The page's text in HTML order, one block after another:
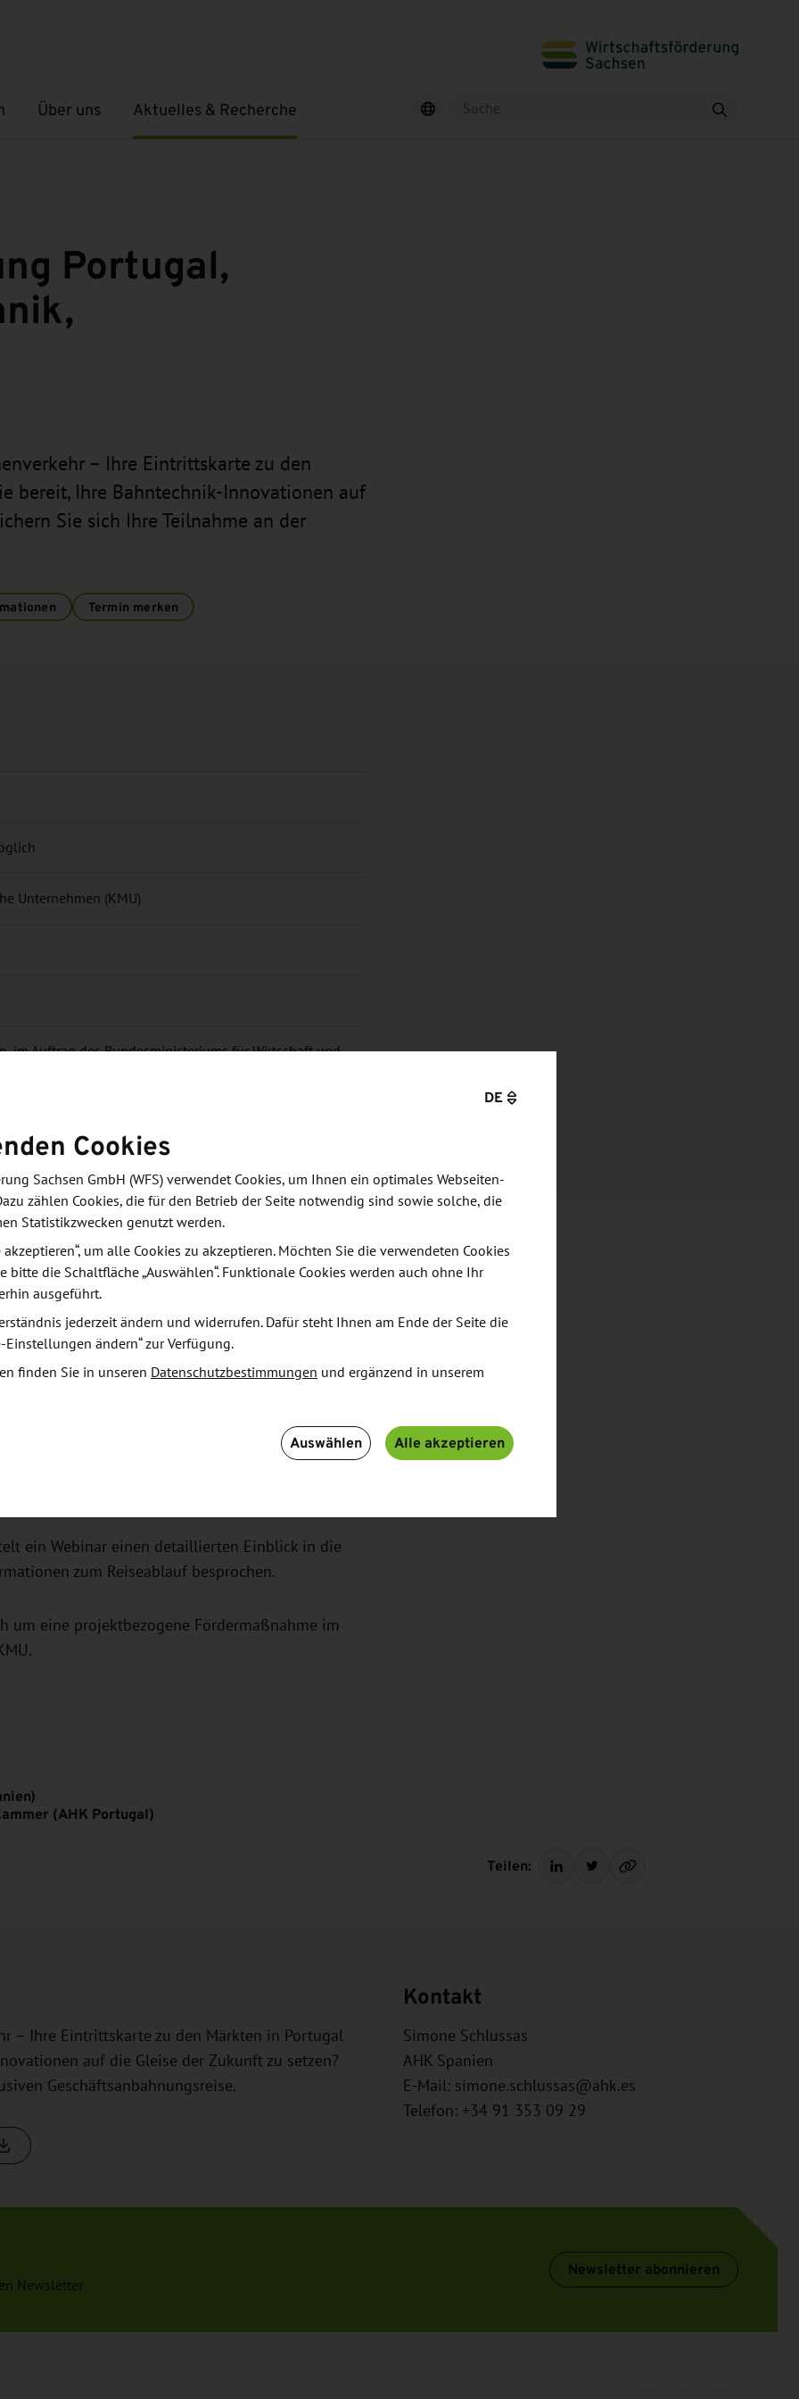
Über uns
Untermenü öffnenAktuelles & Recherche
Untermenü öffnen Finden
Portugal,
– Ihre Eintrittskarte zu den
bereit, Ihre Bahntechnik-Innovationen auf
Sie sich Ihre Teilnahme an der
Termin merken
Unternehmen (KMU)
im Auftrag des Bundesministeriums für Wirtschaft und
von der Größe des Unternehmens)
Bahntechnik-Branche an den Zielmärkten
Anbietern der Bereiche Bahntechnik und
ihre Produkte und Lösungen potenziellen
von zwei Präsentationsveranstaltungen mit
können die deutschen Teilnehmenden u. a. ihre
und Absatzchancen identifizieren. Die
ein Webinar einen detaillierten Einblick in die
zum Reiseablauf besprochen.
um eine projektbezogene Fördermaßnahme im
(AHK Portugal)
Teilen:
– Ihre Eintrittskarte zu den Märkten in Portugal
auf die Gleise der Zukunft zu setzen?
Geschäftsanbahnungsreise.
Kontakt
Simone Schlussas
AHK Spanien
E-Mail: simone.schlussas@ahk.es
Telefon: +34 91 353 09 29
Newsletter
Newsletter abonnieren
DE
Cookies
Sachsen GmbH (WFS) verwendet Cookies, um Ihnen ein optimales Webseiten-
zählen Cookies, die für den Betrieb der Seite notwendig sind sowie solche, die
Statistikzwecken genutzt werden.
um alle Cookies zu akzeptieren. Möchten Sie die verwendeten Cookies
bitte die Schaltfläche „Auswählen“. Funktionale Cookies werden auch ohne Ihr
ausgeführt.
jederzeit ändern und widerrufen. Dafür steht Ihnen am Ende der Seite die
Einstellungen ändern“ zur Verfügung.
finden Sie in unseren Datenschutzbestimmungen und ergänzend in unserem
Auswählen Alle akzeptieren